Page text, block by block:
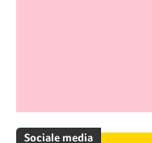
Sociale media